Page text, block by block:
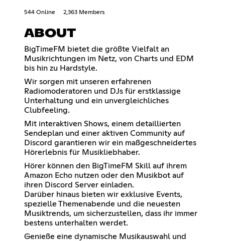
544 Online 2,363 Members
ABOUT
BigTimeFM bietet die größte Vielfalt an
Musikrichtungen im Netz, von Charts und EDM
bis hin zu Hardstyle.
Wir sorgen mit unseren erfahrenen
Radiomoderatoren und DJs für erstklassige
Unterhaltung und ein unvergleichliches
Clubfeeling.
Mit interaktiven Shows, einem detaillierten
Sendeplan und einer aktiven Community auf
Discord garantieren wir ein maßgeschneidertes
Hörerlebnis für Musikliebhaber.
Hörer können den BigTimeFM Skill auf ihrem
Amazon Echo nutzen oder den Musikbot auf
ihren Discord Server einladen.
Darüber hinaus bieten wir exklusive Events,
spezielle Themenabende und die neuesten
Musiktrends, um sicherzustellen, dass ihr immer
bestens unterhalten werdet.
Genieße eine dynamische Musikauswahl und